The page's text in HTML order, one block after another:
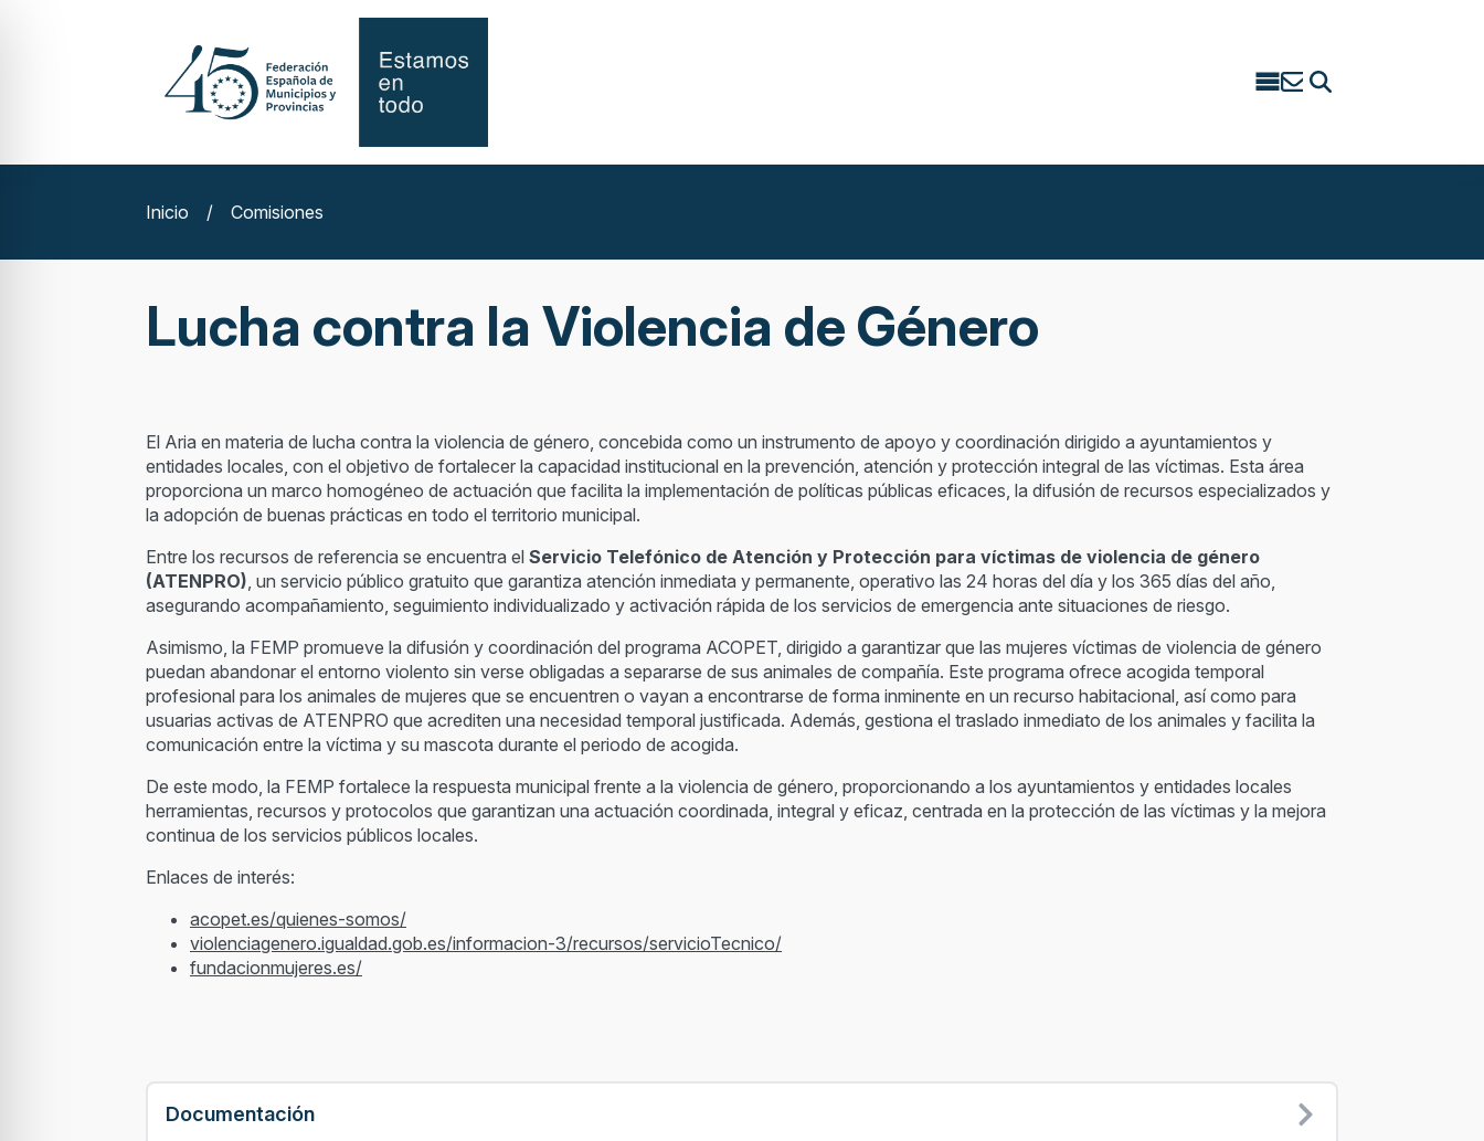
Inicio / Comisiones
Lucha contra la Violencia de Género
El Aria en materia de lucha contra la violencia de género, concebida como un instrumento de apoyo y coordinación dirigido a ayuntamientos y
entidades locales, con el objetivo de fortalecer la capacidad institucional en la prevención, atención y protección integral de las víctimas. Esta área
proporciona un marco homogéneo de actuación que facilita la implementación de políticas públicas eficaces, la difusión de recursos especializados y
la adopción de buenas prácticas en todo el territorio municipal.
Entre los recursos de referencia se encuentra el Servicio Telefónico de Atención y Protección para víctimas de violencia de género
(ATENPRO) , un servicio público gratuito que garantiza atención inmediata y permanente, operativo las 24 horas del día y los 365 días del año,
asegurando acompañamiento, seguimiento individualizado y activación rápida de los servicios de emergencia ante situaciones de riesgo.
Asimismo, la FEMP promueve la difusión y coordinación del programa ACOPET , dirigido a garantizar que las mujeres víctimas de violencia de género
puedan abandonar el entorno violento sin verse obligadas a separarse de sus animales de compañía. Este programa ofrece acogida temporal
profesional para los animales de mujeres que se encuentren o vayan a encontrarse de forma inminente en un recurso habitacional, así como para
usuarias activas de ATENPRO que acrediten una necesidad temporal justificada. Además, gestiona el traslado inmediato de los animales y facilita la
comunicación entre la víctima y su mascota durante el periodo de acogida.
De este modo, la FEMP fortalece la respuesta municipal frente a la violencia de género, proporcionando a los ayuntamientos y entidades locales
herramientas, recursos y protocolos que garantizan una actuación coordinada, integral y eficaz, centrada en la protección de las víctimas y la mejora
continua de los servicios públicos locales.
Enlaces de interés:
acopet.es/quienes-somos/
violenciagenero.igualdad.gob.es/informacion-3/recursos/servicioTecnico/
fundacionmujeres.es/
Documentación